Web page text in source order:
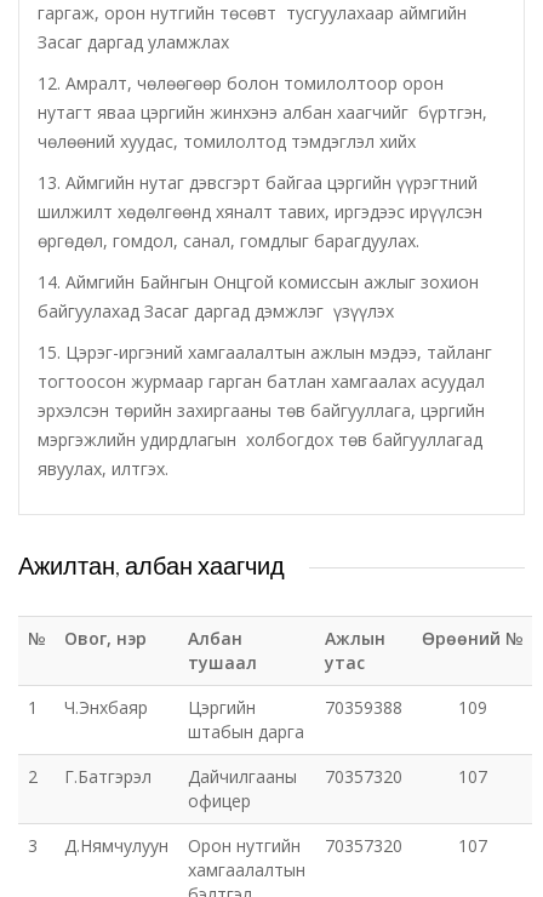
Хүүхэд залуучуудын театр
Цэцэрлэгжүүлэлт ногоон байгууламжийн газар
Сум дундын ойн анги
Музей
Нийтлэг үйлчилгээний алба
Хот байгуулалт, барилга захиалагчийн алба утүг
Сэлэнгэ голын сав газрын захиргаа
захиргаа
Эрдэнэт шинжлэх ухаан, технологийн парк
гаргаж, орон нутгийн төсөвт тусгуулахаар аймгийн
Засаг даргад уламжлах
12. Амралт, чөлөөгөөр болон томилолтоор орон
нутагт яваа цэргийн жинхэнэ албан хаагчийг бүртгэн,
чөлөөний хуудас, томилолтод тэмдэглэл хийх
13. Аймгийн нутаг дэвсгэрт байгаа цэргийн үүрэгтний
шилжилт хөдөлгөөнд хяналт тавих, иргэдээс ирүүлсэн
өргөдөл, гомдол, санал, гомдлыг барагдуулах.
14. Аймгийн Байнгын Онцгой комиссын ажлыг зохион
байгуулахад Засаг даргад дэмжлэг үзүүлэх
15. Цэрэг-иргэний хамгаалалтын ажлын мэдээ, тайланг
тогтоосон журмаар гарган батлан хамгаалах асуудал
эрхэлсэн төрийн захиргааны төв байгууллага, цэргийн
мэргэжлийн удирдлагын холбогдох төв байгууллагад
явуулах, илтгэх.
Ажилтан, албан хаагчид
№ Овог, нэр
Албан
тушаал
Ажлын
утас
Өрөөний №
1 Ч.Энхбаяр
Цэргийн
штабын дарга
70359388 109
2 Г.Батгэрэл
Дайчилгааны
офицер
70357320 107
3 Д.Нямчулуун
Орон нутгийн
хамгаалалтын
70357320 107